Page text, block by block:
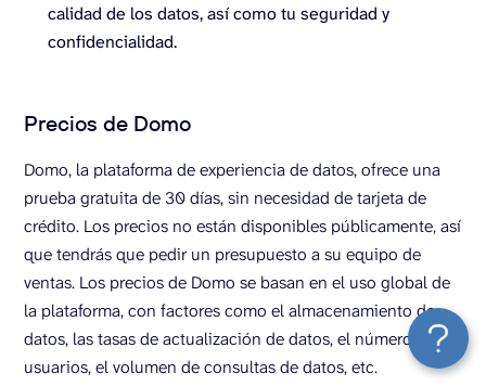
calidad de los datos, así como tu seguridad y
confidencialidad.
Precios de Domo
Domo, la plataforma de experiencia de datos, ofrece una
prueba gratuita de 30 días, sin necesidad de tarjeta de
crédito. Los precios no están disponibles públicamente, así
que tendrás que pedir un presupuesto a su equipo de
ventas. Los precios de Domo se basan en el uso global de
la plataforma, con factores como el almacenamiento de
datos, las tasas de actualización de datos, el número de
usuarios, el volumen de consultas de datos, etc.